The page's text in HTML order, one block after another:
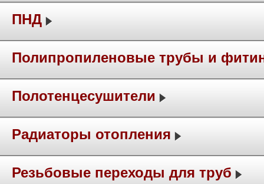
ПНД
Полипропиленовые трубы и
Полотенцесушители
Радиаторы отопления
Резьбовые переходы для труб